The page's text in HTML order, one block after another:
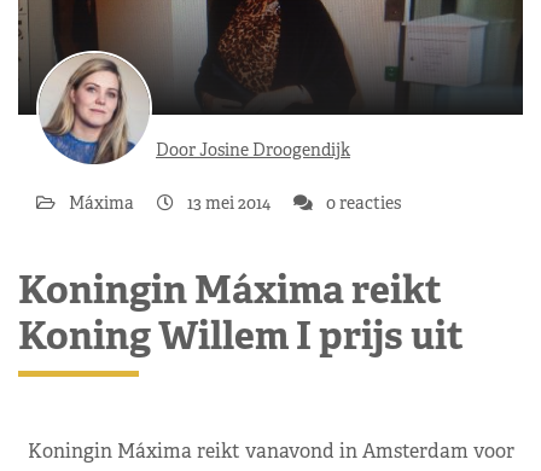
Door Josine Droogendijk
Máxima 13 mei 2014 0 reacties
Koningin Máxima reikt
Koning Willem I prijs uit
Koningin Máxima reikt vanavond in Amsterdam voor